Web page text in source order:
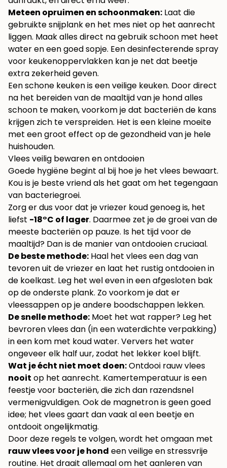
Meteen opruimen en schoonmaken: Laat die
gebruikte snijplank en het mes niet op het aanrecht
liggen. Maak alles direct na gebruik schoon met heet
water en een goed sopje. Een desinfecterende spray
voor keukenoppervlakken kan je net dat beetje
extra zekerheid geven.
Een schone keuken is een veilige keuken. Door direct
na het bereiden van de maaltijd van je hond alles
schoon te maken, voorkom je dat bacteriën de kans
krijgen zich te verspreiden. Het is een kleine moeite
met een groot effect op de gezondheid van je hele
huishouden.
Vlees veilig bewaren en ontdooien
Goede hygiëne begint al bij hoe je het vlees bewaart.
Kou is je beste vriend als het gaat om het tegengaan
van bacteriegroei.
Zorg er dus voor dat je vriezer koud genoeg is, het
liefst -18°C of lager. Daarmee zet je de groei van de
meeste bacteriën op pauze. Is het tijd voor de
maaltijd? Dan is de manier van ontdooien cruciaal.
De beste methode: Haal het vlees een dag van
tevoren uit de vriezer en laat het rustig ontdooien in
de koelkast. Leg het wel even in een afgesloten bak
op de onderste plank. Zo voorkom je dat er
vleessappen op je andere boodschappen lekken.
De snelle methode: Moet het wat rapper? Leg het
bevroren vlees dan (in een waterdichte verpakking)
in een kom met koud water. Ververs het water
ongeveer elk half uur, zodat het lekker koel blijft.
Wat je écht niet moet doen:Ontdooi rauw vlees
nooit op het aanrecht. Kamertemperatuur is een
feestje voor bacteriën, die zich dan razendsnel
vermenigvuldigen. Ook de magnetron is geen goed
idee; het vlees gaart dan vaak al een beetje en
ontdooit ongelijkmatig.
Door deze regels te volgen, wordt het omgaan met
rauw vlees voor je hond een veilige en stressvrije
routine. Het draait allemaal om het aanleren van